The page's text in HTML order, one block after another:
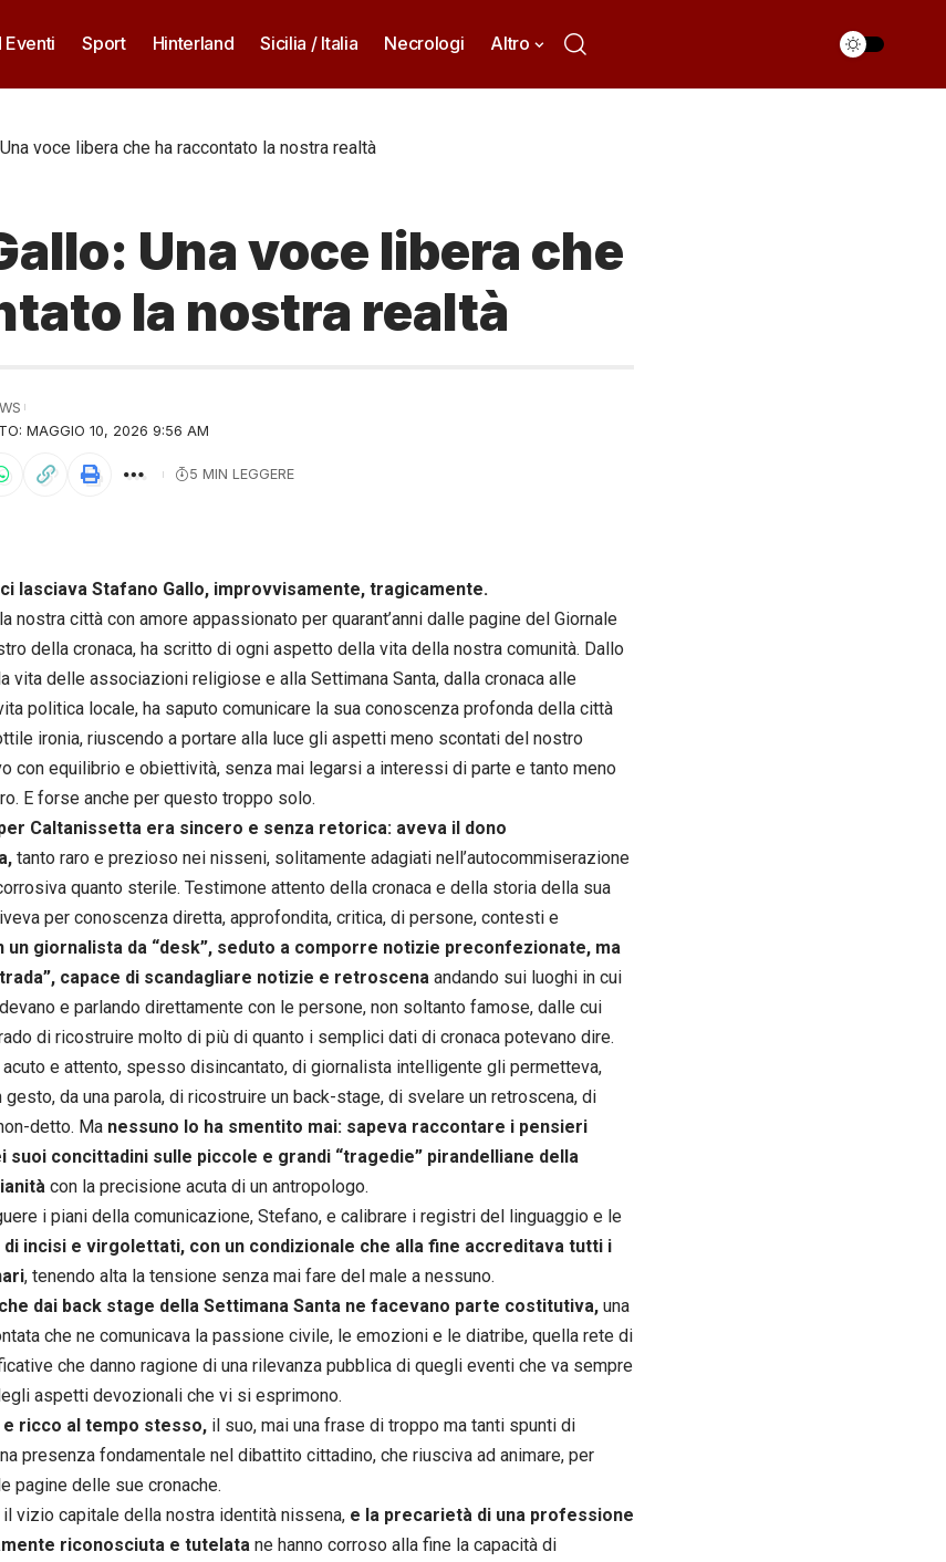
Eventi Sport Hinterland Sicilia / Italia Necrologi Altro
voce libera che ha raccontato la nostra realtà
Una voce libera che
la nostra realtà
MAGGIO 10, 2026 9:56 AM
5 MIN LEGGERE
lasciava Stafano Gallo, improvvisamente, tragicamente.
nostra città con amore appassionato per quarant’anni dalle pagine del Giornale
della cronaca, ha scritto di ogni aspetto della vita della nostra comunità. Dallo
vita delle associazioni religiose e alla Settimana Santa, dalla cronaca alle
politica locale, ha saputo comunicare la sua conoscenza profonda della città
ironia, riuscendo a portare alla luce gli aspetti meno scontati del nostro
con equilibrio e obiettività, senza mai legarsi a interessi di parte e tanto meno
E forse anche per questo troppo solo.
Caltanissetta era sincero e senza retorica: aveva il dono
tanto raro e prezioso nei nisseni, solitamente adagiati nell’autocommiserazione
quanto sterile. Testimone attento della cronaca e della storia della sua
per conoscenza diretta, approfondita, critica, di persone, contesti e
un giornalista da “desk”, seduto a comporre notizie preconfezionate, ma
capace di scandagliare notizie e retroscena andando sui luoghi in cui
e parlando direttamente con le persone, non soltanto famose, dalle cui
di ricostruire molto di più di quanto i semplici dati di cronaca potevano dire.
e attento, spesso disincantato, di giornalista intelligente gli permetteva,
gesto, da una parola, di ricostruire un back-stage, di svelare un retroscena, di
detto. Ma nessuno lo ha smentito mai: sapeva raccontare i pensieri
suoi concittadini sulle piccole e grandi “tragedie” pirandelliane della
con la precisione acuta di un antropologo.
i piani della comunicazione, Stefano, e calibrare i registri del linguaggio e le
di incisi e virgolettati, con un condizionale che alla fine accreditava tutti i
, tenendo alta la tensione senza mai fare del male a nessuno.
dai back stage della Settimana Santa ne facevano parte costitutiva, una
che ne comunicava la passione civile, le emozioni e le diatribe, quella rete di
che danno ragione di una rilevanza pubblica di quegli eventi che va sempre
aspetti devozionali che vi si esprimono.
ricco al tempo stesso, il suo, mai una frase di troppo ma tanti spunti di
presenza fondamentale nel dibattito cittadino, che riusciva ad animare, per
pagine delle sue cronache.
il vizio capitale della nostra identità nissena, e la precarietà di una professione
riconosciuta e tutelata ne hanno corroso alla fine la capacità di